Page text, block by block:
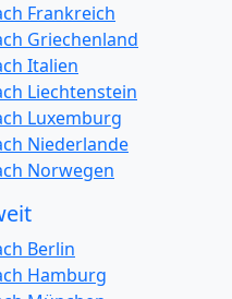
Frankreich
Griechenland
Italien
Liechtenstein
Luxemburg
Niederlande
Norwegen
Berlin
Hamburg